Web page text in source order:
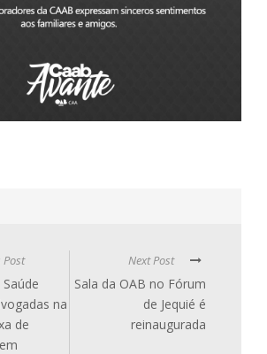
Post
na
de
Next Post
Sala da OAB no Fórum
de Jequié é
reinaugurada